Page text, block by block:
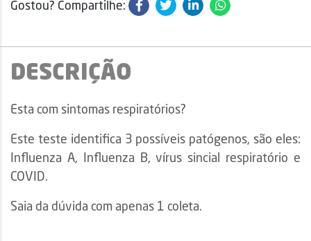
Gostou? Compartilhe:
DESCRIÇÃO
Esta com sintomas respiratórios?
Este teste identifica 3 possíveis patógenos, são eles:
Influenza A, Influenza B, vírus sincial respiratório e
COVID.
Saia da dúvida com apenas 1 coleta.